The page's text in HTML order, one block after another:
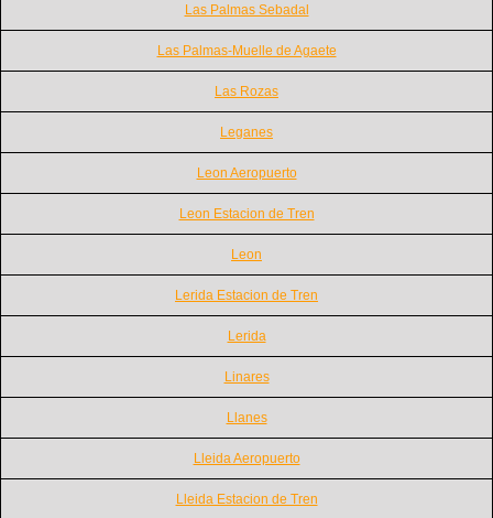
Las Palmas Sebadal
Las Palmas-Muelle de Agaete
Las Rozas
Leganes
Leon Aeropuerto
Leon Estacion de Tren
Leon
Lerida Estacion de Tren
Lerida
Linares
Llanes
Lleida Aeropuerto
Lleida Estacion de Tren